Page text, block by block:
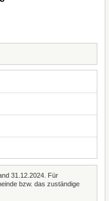
31.12.2024. Für
bzw. das zuständige